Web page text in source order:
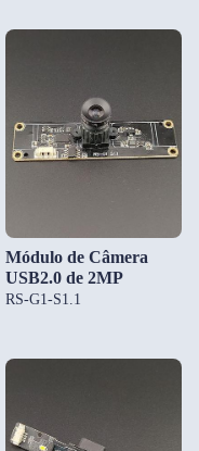
Módulo de Câmera
USB2.0 de 2MP
RS-G1-S1.1